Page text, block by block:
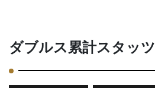
ダブルス累計スタッツ